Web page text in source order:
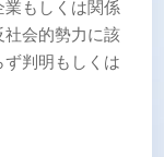
業もしくは関係
会的勢力に該
判明もしくは